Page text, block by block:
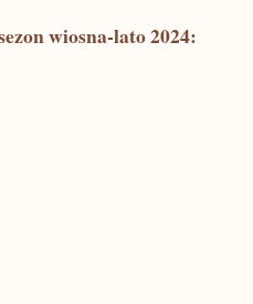
wiosna-lato ⁣2024: